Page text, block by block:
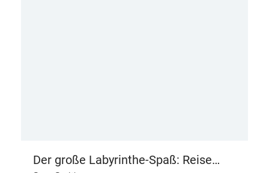
Der große Labyrinthe-Spaß: Reise